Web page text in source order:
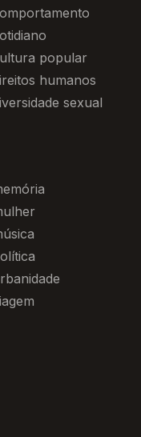
popular
humanos
sexual